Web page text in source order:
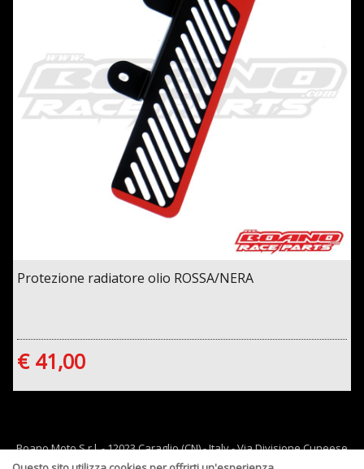
Protezione radiatore olio ROSSA/NERA
€ 41,00
Boano Moto S.r.l. - 12023 Caraglio (CN) - Italy - Via Divisione Cuneese
19/d - tel: 0171 619061 - Email :
info@boano.com - P.IVA:IT02252000043